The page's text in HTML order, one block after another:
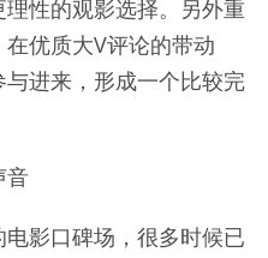
性的观影选择。另外重
优质大V评论的带动
进来，形成一个比较完
音
影口碑场，很多时候已